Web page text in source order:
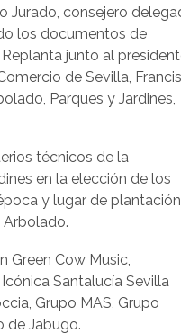
Jurado, consejero
los documentos de
junto al
de Sevilla,
Parques y Jardines,
técnicos de la
en la elección de los
y lugar de
Arbolado.
Green Cow Music,
Santalucía Sevilla
Grupo MAS, Grupo
de Jabugo.